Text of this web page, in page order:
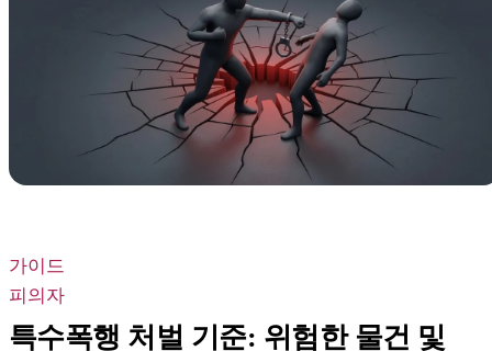
가이드
피의자
특수폭행 처벌 기준: 위험한 물건 및